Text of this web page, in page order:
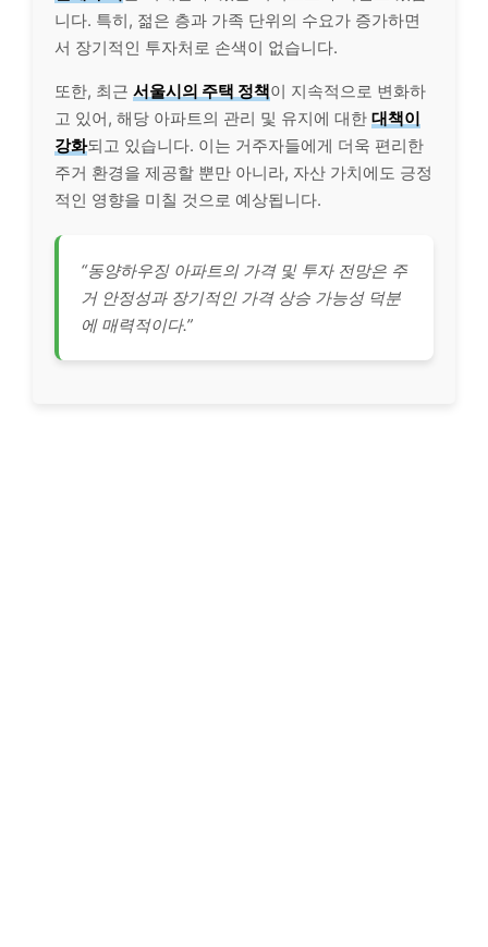
니다. 특히, 젊은 층과 가족 단위의 수요가 증가하면
서 장기적인 투자처로 손색이 없습니다.
또한, 최근 서울시의 주택 정책이 지속적으로 변화하
고 있어, 해당 아파트의 관리 및 유지에 대한 대책이
강화되고 있습니다. 이는 거주자들에게 더욱 편리한
주거 환경을 제공할 뿐만 아니라, 자산 가치에도 긍정
적인 영향을 미칠 것으로 예상됩니다.
“동양하우징 아파트의 가격 및 투자 전망은 주
거 안정성과 장기적인 가격 상승 가능성 덕분
에 매력적이다.”